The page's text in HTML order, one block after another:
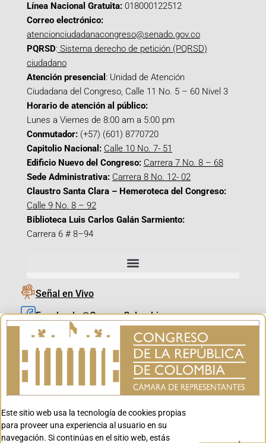
Línea Nacional Gratuita: 018000122512
Correo electrónico:
atencionciudadanacongreso@senado.gov.co
PQRSD: Sistema derecho de petición (PQRSD)
ciudadano
Atención presencial : Unidad de Atención
Ciudadana del Congreso, Calle 11 No. 5 – 60 Nivel 3
Horario de atención al público:
Lunes a Viernes de 8:00 am a 5:00 pm
Conmutador: (+57) (601) 8770720
Capitolio Nacional: Calle 10 No. 7- 51
Edificio Nuevo del Congreso: Carrera 7 No. 8 – 68
Sede Administrativa: Carrera 8 No. 12- 02
Claustro Santa Clara – Hemeroteca del Congreso:
Calle 9 No. 8 – 92
Biblioteca Luis Carlos Galán Sarmiento:
Carrera 6 # 8–94
Señal en Vivo
Facebook_@CamaraColombia
Instagram_@CamaraColombia
X_@CamaraColombia
Youtube_@CamaraColombia
Youtube_@CanalCongreso
Este sitio web usa la tecnología de cookies propias
para proveer una experiencia al usuario en su
navegación. Si continúas en el sitio web, estás